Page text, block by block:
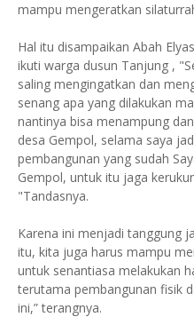
mampu mengeratkan
Hal itu disampaikan Abah
ikuti warga dusun Tanjung ,
saling mengingatkan dan
senang apa yang dilakukan
nantinya bisa menampung
desa Gempol, selama saya
pembangunan yang sudah
Gempol, untuk itu jaga
"Tandasnya.
Karena ini menjadi tanggung
itu, kita juga harus mampu
untuk senantiasa melakukan
terutama pembangunan fisik
ini,” terangnya.